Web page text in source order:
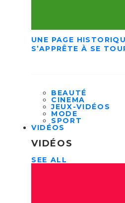
UNE PAGE
S’APPRÊTE À SE
BEAUTÉ
CINEMA
JEUX-VIDÉOS
MODE
SPORT
VIDÉOS
VIDÉOS
SEE ALL